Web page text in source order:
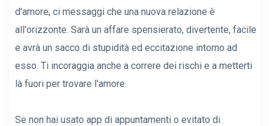
d'amore, ci messaggi che una nuova relazione è
all'orizzonte. Sarà un affare spensierato, divertente, facile
e avrà un sacco di stupidità ed eccitazione intorno ad
esso. Ti incoraggia anche a correre dei rischi e a metterti
là fuori per trovare l'amore.
Se non hai usato app di appuntamenti o evitato di